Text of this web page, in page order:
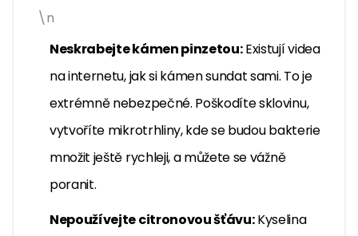
\n
Neskrabejte kámen pinzetou:Existují videa
na internetu, jak si kámen sundat sami. To je
extrémně nebezpečné. Poškodíte sklovinu,
vytvoříte mikrotrhliny, kde se budou bakterie
množit ještě rychleji, a můžete se vážně
poranit.
Nepoužívejte citronovou šťávu:Kyselina